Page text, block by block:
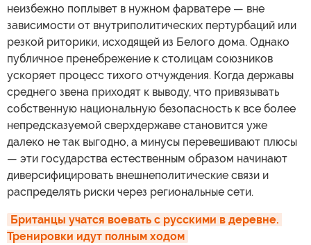
неизбежно поплывет в нужном фарватере — вне
зависимости от внутриполитических пертурбаций или
резкой риторики, исходящей из Белого дома. Однако
публичное пренебрежение к столицам союзников
ускоряет процесс тихого отчуждения. Когда державы
среднего звена приходят к выводу, что привязывать
собственную национальную безопасность к все более
непредсказуемой сверхдержаве становится уже
далеко не так выгодно, а минусы перевешивают плюсы
— эти государства естественным образом начинают
диверсифицировать внешнеполитические связи и
распределять риски через региональные сети.
Британцы учатся воевать с русскими в деревне.
Тренировки идут полным ходом